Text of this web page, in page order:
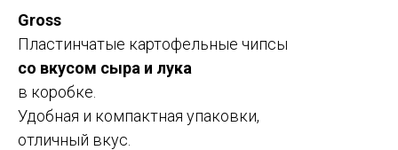
Gross
Пластинчатые картофельные чипсы
со вкусом сыра и лука
в коробке.
Удобная и компактная упаковки,
отличный вкус.